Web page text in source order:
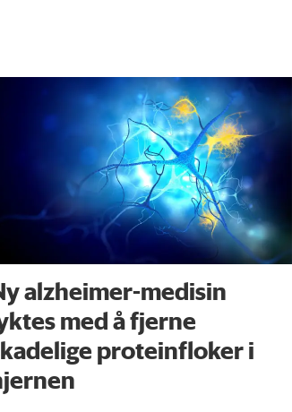
alzheimer-medisin
med å fjerne
proteinfloker i